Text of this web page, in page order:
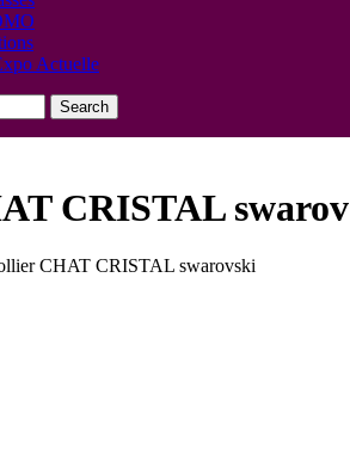
Actuelle
Search
CRISTAL
CHAT CRISTAL swarovski